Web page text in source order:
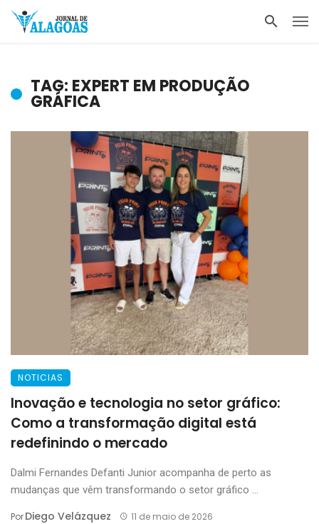
TAG: EXPERT EM PRODUÇÃO
GRÁFICA
NOTICIAS
Inovação e tecnologia no setor gráfico:
Como a transformação digital está
redefinindo o mercado
Dalmi Fernandes Defanti Junior acompanha de perto as
mudanças que vêm transformando o setor gráfico ...
PorDiego Velázquez 11 de maio de 2026